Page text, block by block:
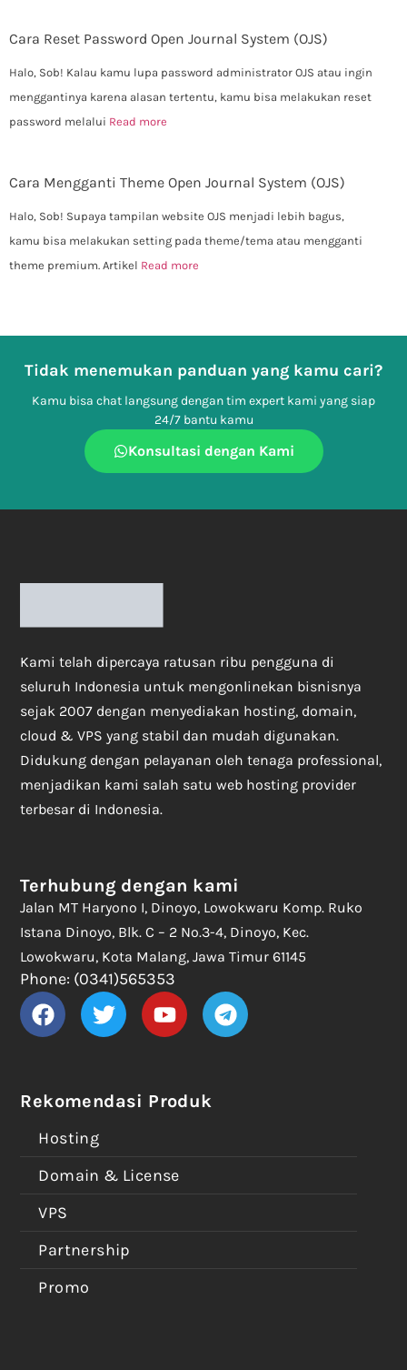
Cara Reset Password Open Journal System (OJS)
Halo, Sob! Kalau kamu lupa password administrator OJS atau ingin
menggantinya karena alasan tertentu, kamu bisa melakukan reset
password melalui Read more
Cara Mengganti Theme Open Journal System (OJS)
Halo, Sob! Supaya tampilan website OJS menjadi lebih bagus,
kamu bisa melakukan setting pada theme/tema atau mengganti
theme premium. Artikel Read more
Tidak menemukan panduan yang kamu cari?
Kamu bisa chat langsung dengan tim expert kami yang siap
24/7 bantu kamu
Konsultasi dengan Kami
Kami telah dipercaya ratusan ribu pengguna di
seluruh Indonesia untuk mengonlinekan bisnisnya
sejak 2007 dengan menyediakan hosting, domain,
cloud & VPS yang stabil dan mudah digunakan.
Didukung dengan pelayanan oleh tenaga professional,
menjadikan kami salah satu web hosting provider
terbesar di Indonesia.
Rekomendasi Produk
Hosting
Domain & License
VPS
Partnership
Promo
Terhubung dengan kami
Jalan MT Haryono I, Dinoyo, Lowokwaru Komp. Ruko
Istana Dinoyo, Blk. C – 2 No.3-4, Dinoyo, Kec.
Lowokwaru, Kota Malang, Jawa Timur 61145
Phone: (0341)565353